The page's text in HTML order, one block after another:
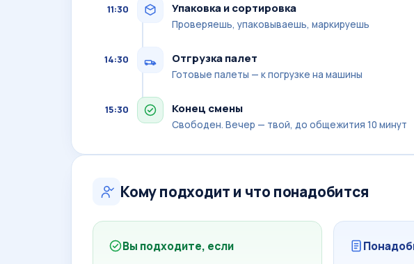
11:30 Упаковка и сортировка
Проверяешь, упаковываешь, маркируешь
14:30 Отгрузка палет
Готовые палеты — к погрузке на машины
15:30 Конец смены
Свободен. Вечер — твой, до общежития 10 минут
Кому подходит и что понадобится
Вы подходите, если